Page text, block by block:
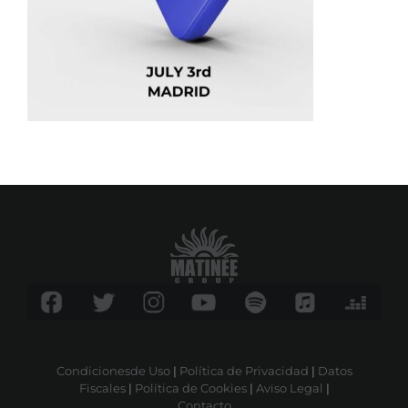
Condicionesde Uso| Política de Privacidad | Datos
Fiscales| Política de Cookies| Aviso Legal |